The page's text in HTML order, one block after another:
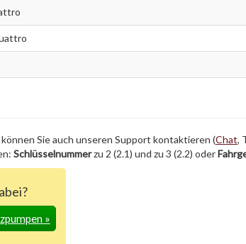
Sie auch unseren Support kontaktieren (Chat,
Schlüsselnummerzu 2 (2.1) und zu 3 (2.2) oder
»